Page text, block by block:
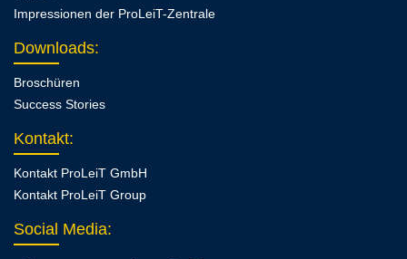
Impressionen der ProLeiT-Zentrale
Downloads:
Broschüren
Success Stories
Kontakt:
Kontakt ProLeiT GmbH
Kontakt ProLeiT Group
Social Media: